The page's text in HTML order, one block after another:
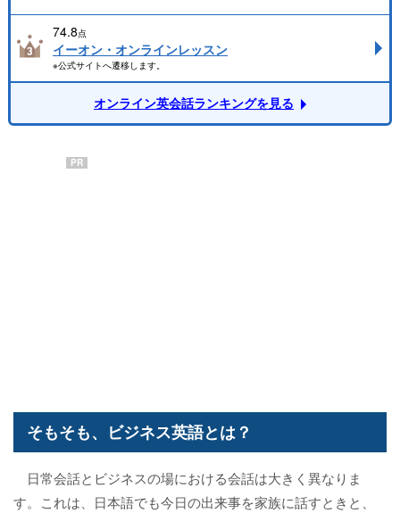
74.8点
イーオン・オンラインレッスン
※公式サイトへ遷移します。
オンライン英会話ランキングを見る
PR
そもそも、ビジネス英語とは？
日常会話とビジネスの場における会話は大きく異なりま
す。これは、日本語でも今日の出来事を家族に話すときと、